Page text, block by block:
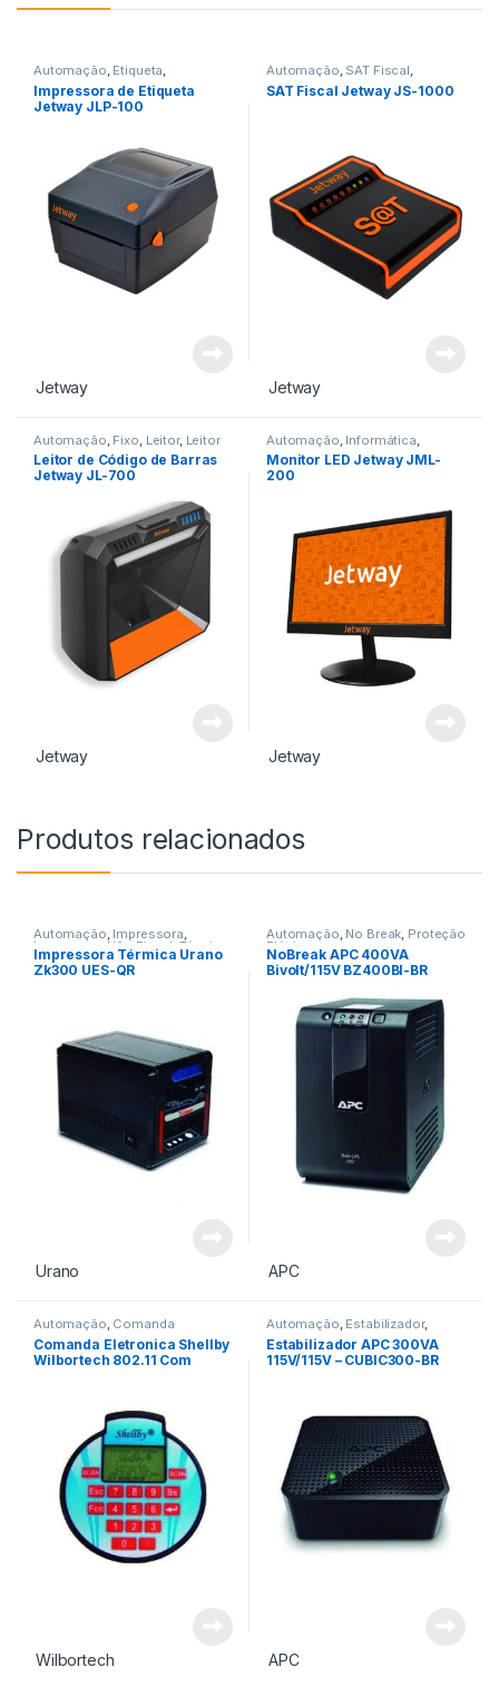
Automação, Etiqueta,
Impressora , Impressora Não
Fiscal
Impressora de Etiqueta
Jetway JLP-100
Jetway
Automação, SAT Fiscal,
Tecnologia Fiscal
SAT Fiscal Jetway JS-1000
Jetway
Automação Fixo Leitor, Leitor
de Código de Barra
Leitor de Código de Barras
Jetway JL-700
Jetway
Automação Informática
Monitor LED,Monitor Led e
Touch
Monitor LED Jetway JML-
200
Jetway
Produtos relacionados
Automação, Impressora,
Impressora Não Fiscal Térmica
Impressora Térmica Urano
Zk300 UES-QR
Urano
Automação, No Break, Proteção
Elétrica
NoBreak APC 400VA
Bivolt/115V BZ400BI-BR
APC
Automação Comanda
Eletronica
Comanda Eletronica Shellby
Wilbortech 802.11 Com
Wilbortech
Automação Estabilizador,
Proteção Elétrica
Estabilizador APC 300VA
115V/115V – CUBIC300-BR
APC